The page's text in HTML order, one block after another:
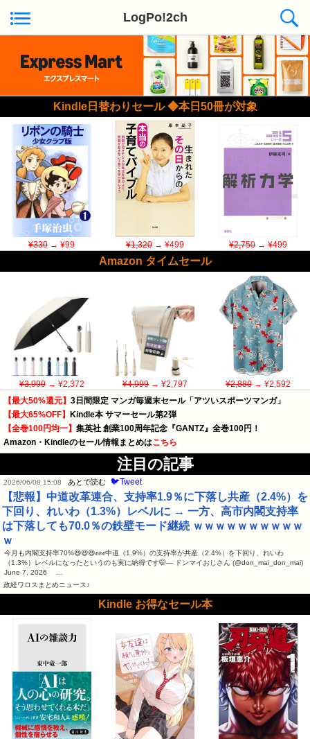
LogPo!2ch
Kindle日替わりセール ◆本日50冊が対象
¥330→ ¥99 ¥1,320→ ¥499 ¥2,750→ ¥499
Amazon タイムセール
¥3,999→ ¥2,372 ¥4,999→ ¥2,797 ¥2,880→ ¥2,592
【最大50%還元】 3日間限定 マンガ毎週末セール「アツいスポーツマンガ」
【最大65%OFF】 Kindle本 サマーセール第2弾
【全巻100円均一】 集英社 創業100周年記念『GANTZ』全巻100円！
Amazon・Kindleのセール情報まとめはこちら
注目の記事
2026/06/08 15:08 あとで読む 🐦Tweet
【悲報】中道改革連合、支持率1.9％に下落し共産（2.4%）を
下回り、れいわ（1.3%）レベルに → 一方、高市内閣支持率
は下落しても70.0％の鉄壁モード継続 ｗｗｗｗｗｗｗｗｗｗ
ｗ
今月も内閣支持率70%😆😆😆✊✊✊中道（1.9%）の支持率が共産（2.4%）を下回り、れいわ
（1.3%）レベルになったというのも実に納得です🤭— ドンマイおじさん (@don_mai_don_mai)
June 7, 2026 …
政経ワロスまとめニュース♪
Kindle お得なセール本